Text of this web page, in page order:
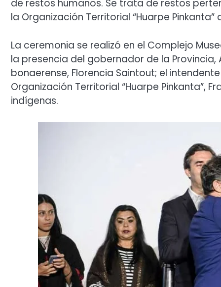
de restos humanos. Se trata de restos
la Organización Territorial “Huarpe
La ceremonia se realizó en el Complejo
la presencia del gobernador de la
bonaerense, Florencia Saintout; el
Organización Territorial “Huarpe Pinkanta”,
indígenas.